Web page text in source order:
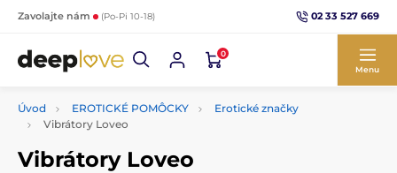
Zavolajte nám (Po-Pi 10-18) 02 33 527 669
0
Menu
Úvod EROTICKÉ POMÔCKY
Erotické značky
Vibrátory Loveo
Vibrátory Loveo